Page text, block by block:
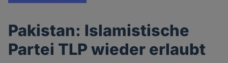
Pakistan: Islamistische
Partei TLP wieder erlaubt